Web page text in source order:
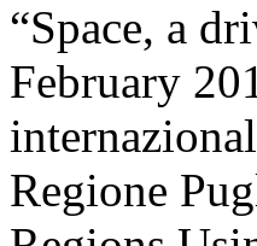
“Space, a
February
Regione